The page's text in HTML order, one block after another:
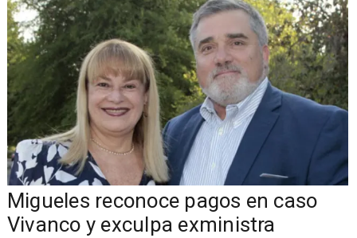
Migueles reconoce pagos en caso
Vivanco y exculpa exministra